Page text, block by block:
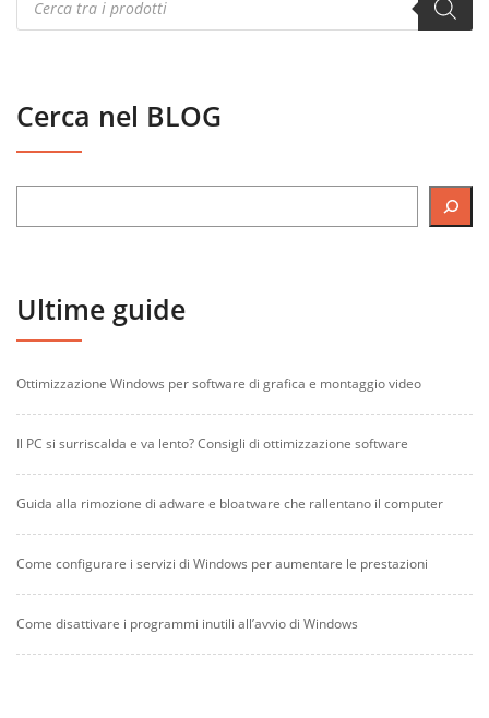
search
Cerca nel BLOG
Ultime guide
Ottimizzazione Windows per software di grafica e montaggio video
Il PC si surriscalda e va lento? Consigli di ottimizzazione software
Guida alla rimozione di adware e bloatware che rallentano il computer
Come configurare i servizi di Windows per aumentare le prestazioni
Come disattivare i programmi inutili all’avvio di Windows